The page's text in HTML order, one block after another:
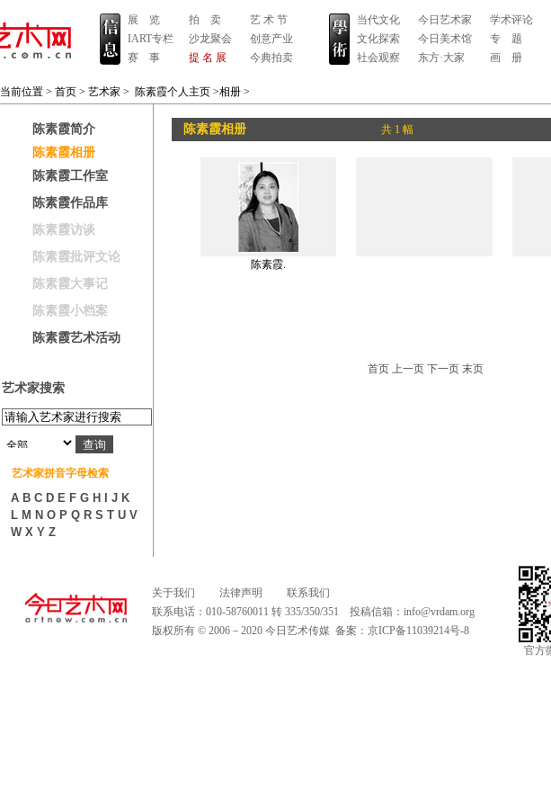
展 览
IART专栏
赛 事
拍 卖
沙龙聚会
提 名 展
艺 术 节
创意产业
今典拍卖
当代文化
文化探索
社会观察
今日艺术家
今日美术馆
东方·大家
学术评论
专 题
画 册
当前位置 > 首页 > 艺术家 > 陈素霞个人主页 >相册 >
陈素霞简介
陈素霞相册
陈素霞工作室
陈素霞作品库
陈素霞访谈
陈素霞批评文论
陈素霞大事记
陈素霞小档案
陈素霞艺术活动
艺术家搜索
艺术家拼音字母检索
A B C D E F G H J K
L M N O P Q R S T U V
W X Y Z
陈素霞相册 共 1 幅
陈素霞.
首页 上一页 下一页 末页
关于我们 法律声明
联系我们
联系电话：010-58760011 转 335/350/351 投稿信箱： info@vrdam.org
版权所有 © 2006－2020 今日艺术传媒 备案： 京ICP备11039214号-8
官方